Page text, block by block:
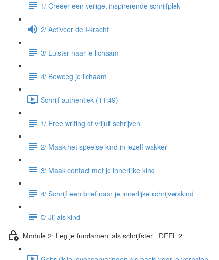
1/ Creëer een veilige, inspirerende schrijfplek
2/ Activeer de I-kracht
3/ Luister naar je lichaam
4/ Beweeg je lichaam
Schrijf authentiek (11:49)
1/ Free writing of vrijuit schrijven
2/ Maak het speelse kind in jezelf wakker
3/ Maak contact met je innerlijke kind
4/ Schrijf een brief naar je innerlijke schrijverskind
5/ Jij als kind
Module 2: Leg je fundament als schrijfster - DEEL 2